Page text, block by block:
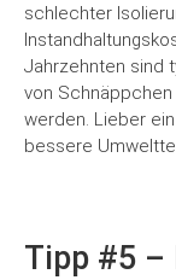
schlechter
Jahrzehnten sind
von
werden. Lieber
bessere
Tipp #5 –